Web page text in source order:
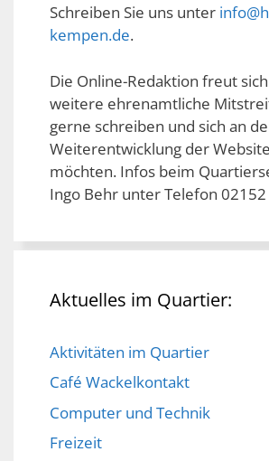
Schreiben Sie uns unter
kempen.de.
Die Online-Redaktion freut
weitere ehrenamtliche
gerne schreiben und sich an
Weiterentwicklung der
möchten. Infos beim
Ingo Behr unter Telefon
Aktuelles im Quartier:
Aktivitäten im Quartier
Café Wackelkontakt
Computer und Technik
Freizeit